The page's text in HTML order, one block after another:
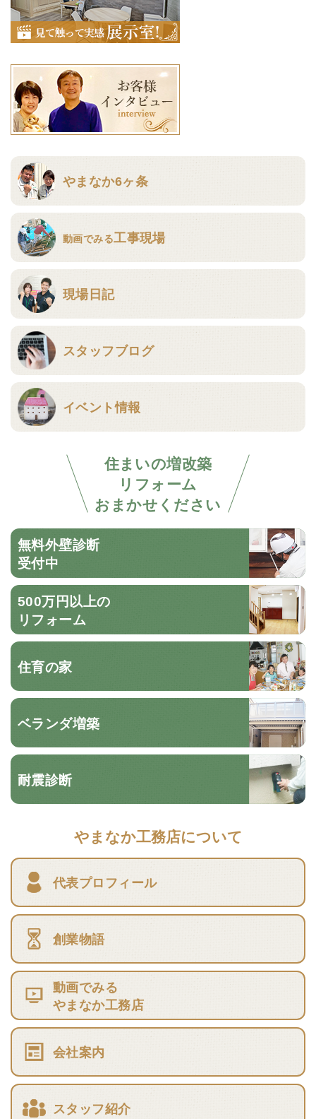
やまなか6ヶ条
動画でみる工事現場
現場日記
スタッフブログ
イベント情報
住まいの増改築
リフォーム
おまかせください
無料外壁診断
受付中
500万円以上の
リフォーム
住育の家
ベランダ増築
耐震診断
やまなか工務店について
代表プロフィール
創業物語
動画でみる
やまなか工務店
会社案内
スタッフ紹介